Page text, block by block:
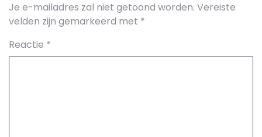
Je e-mailadres zal niet getoond worden. Vereiste
velden zijn gemarkeerd met *
Reactie *